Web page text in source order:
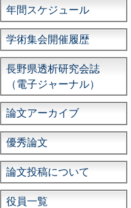
年間スケジュール
学術集会開催履歴
長野県透析研究会誌
（電子ジャーナル）
論文アーカイブ
優秀論文
論文投稿について
役員一覧